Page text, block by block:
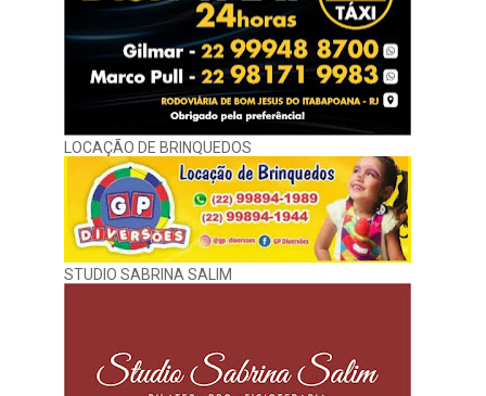
LOCAÇÃO DE BRINQUEDOS
STUDIO SABRINA SALIM